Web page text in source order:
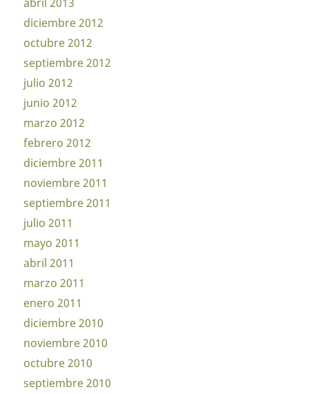
diciembre 2012
octubre 2012
septiembre 2012
julio 2012
junio 2012
marzo 2012
febrero 2012
diciembre 2011
noviembre 2011
septiembre 2011
julio 2011
mayo 2011
abril 2011
marzo 2011
enero 2011
diciembre 2010
noviembre 2010
octubre 2010
septiembre 2010